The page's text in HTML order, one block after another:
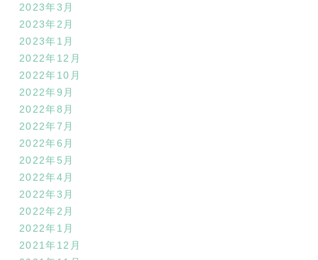
2023年3月
2023年2月
2023年1月
2022年12月
2022年10月
2022年9月
2022年8月
2022年7月
2022年6月
2022年5月
2022年4月
2022年3月
2022年2月
2022年1月
2021年12月